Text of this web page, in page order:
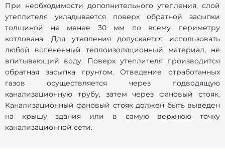
При необходимости дополнительного утепления, слой
утеплителя укладывается поверх обратной засыпки
толщиной не менее 30 мм по всему периметру
котлована. Для утепления допускается использовать
любой вспененный теплоизоляционный материал, не
впитывающий воду. Поверх утеплителя производится
обратная засыпка грунтом. Отведение отработанных
газов осуществляется через подводящую
канализационную трубу, затем через фановый стояк.
Канализационный фановый стояк должен быть выведен
на крышу здания или в самую верхнюю точку
канализационной сети.